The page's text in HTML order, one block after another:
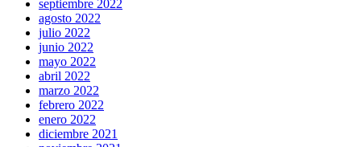
septiembre 2022
agosto 2022
julio 2022
junio 2022
mayo 2022
abril 2022
marzo 2022
febrero 2022
enero 2022
diciembre 2021